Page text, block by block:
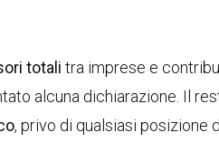
totali tra imprese e
alcuna dichiarazione. Il
, privo di qualsiasi posizione